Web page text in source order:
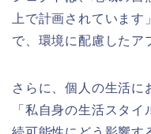
上で計画されていま
で、環境に配慮したア
さらに、個人の生活に
「私自身の生活スタ